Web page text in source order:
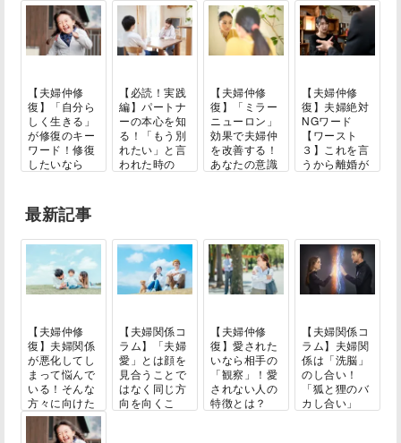
【夫婦仲修
復】「自分ら
しく生きる」
が修復のキー
ワード！修復
したいなら
【必読！実践
編】パートナ
ーの本心を知
る！「もう別
れたい」と言
われた時の
【夫婦仲修
復】「ミラー
ニューロン」
効果で夫婦仲
を改善する！
あなたの意識
【夫婦仲修
復】夫婦絶対
NGワード
【ワースト
３】これを言
うから離婚が
最新記事
【夫婦仲修
復】夫婦関係
が悪化してし
まって悩んで
いる！そんな
方々に向けた
３...
【夫婦関係コ
ラム】「夫婦
愛」とは顔を
見合うことで
はなく同じ方
向を向くこ
【夫婦仲修
復】愛された
いなら相手の
「観察」！愛
されない人の
特徴とは？
【夫婦関係コ
ラム】夫婦関
係は「洗脳」
のし合い！
「狐と狸のバ
カし合い」